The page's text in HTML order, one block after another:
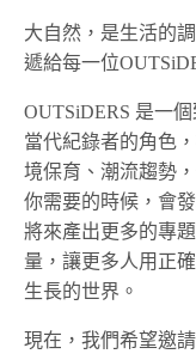
大自然，是生活的
遞給每一位
OUTSiDERS 是一
當代紀錄者的角色
境保育、潮流趨勢
你需要的時候，會
將來產出更多的專
量，讓更多人用正
生長的世界。
現在，我們希望邀